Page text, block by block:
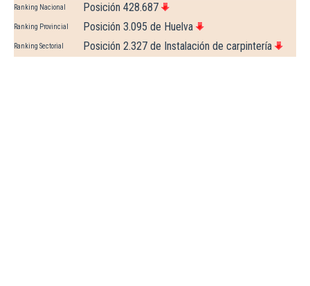
Ranking Nacional Posición 428.687
Ranking Provincial Posición 3.095 de Huelva
Ranking Sectorial Posición 2.327 de Instalación de carpintería